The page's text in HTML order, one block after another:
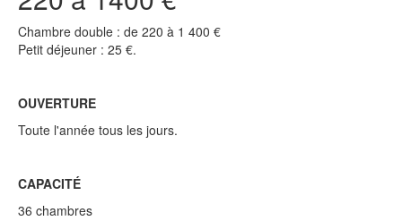
Chambre double : de 220 à 1 400 €
Petit déjeuner : 25 €.
OUVERTURE
Toute l'année tous les jours.
CAPACITÉ
36 chambres